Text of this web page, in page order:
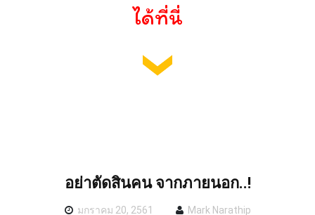
ได้ที่นี่
อย่าตัดสินคน จากภายนอก..!
มกราคม 20, 2561 Mark Narathip